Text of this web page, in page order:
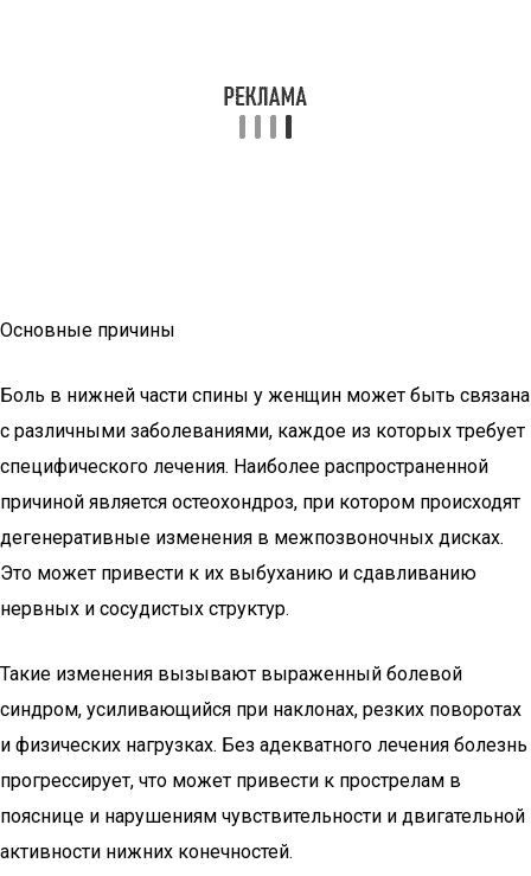
Основные причины
Боль в нижней части спины у женщин может быть связана
с различными заболеваниями, каждое из которых требует
специфического лечения. Наиболее распространенной
причиной является остеохондроз, при котором происходят
дегенеративные изменения в межпозвоночных дисках.
Это может привести к их выбуханию и сдавливанию
нервных и сосудистых структур.
Такие изменения вызывают выраженный болевой
синдром, усиливающийся при наклонах, резких поворотах
и физических нагрузках. Без адекватного лечения болезнь
прогрессирует, что может привести к прострелам в
пояснице и нарушениям чувствительности и двигательной
активности нижних конечностей.